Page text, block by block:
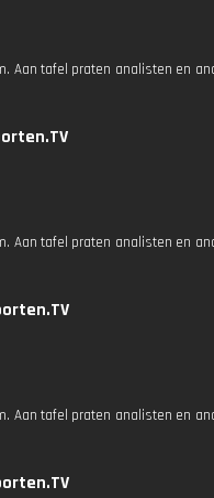
Aan tafel praten analisten en
Aan tafel praten analisten en
Aan tafel praten analisten en